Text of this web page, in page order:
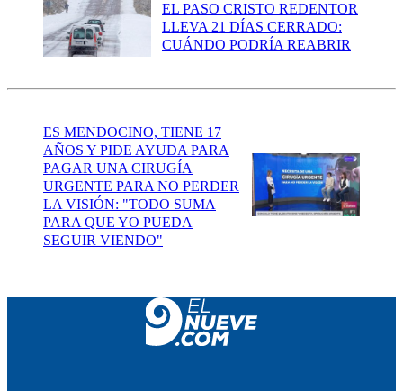
EL PASO CRISTO REDENTOR
LLEVA 21 DÍAS CERRADO:
CUÁNDO PODRÍA REABRIR
ES MENDOCINO, TIENE 17
AÑOS Y PIDE AYUDA PARA
PAGAR UNA CIRUGÍA
URGENTE PARA NO PERDER
LA VISIÓN: "TODO SUMA
PARA QUE YO PUEDA
SEGUIR VIENDO"